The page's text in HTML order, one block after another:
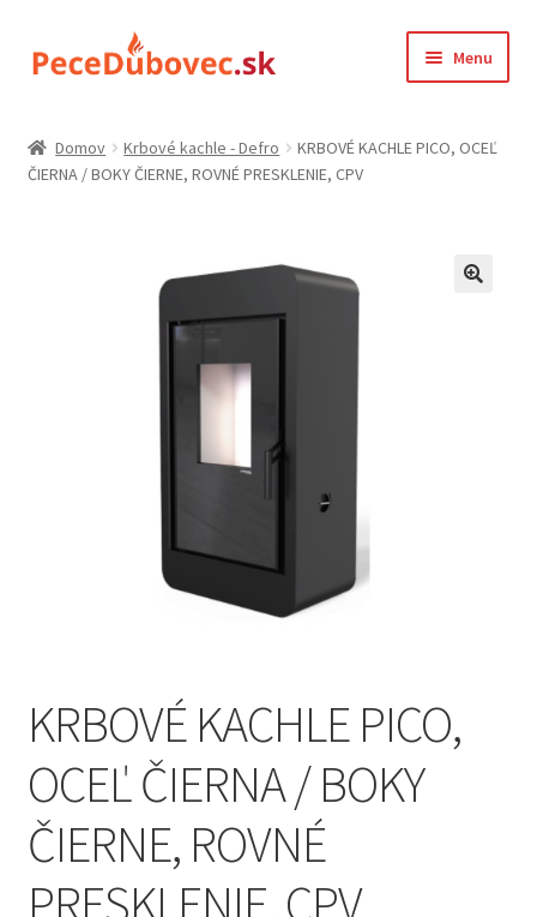
na
na
Menu
Farba kachlic
Ochrana osobných údajov
Online odstúpenie od zmluvy
Sample Page
Domov Krbové kachle - Defro
KRBOVÉ KACHLE PICO, OCEĽ
ČIERNA / BOKY ČIERNE, ROVNÉ PRESKLENIE, CPV
KRBOVÉ KACHLE PICO,
OCEĽ ČIERNA / BOKY
ČIERNE, ROVNÉ
PRESKLENIE, CPV